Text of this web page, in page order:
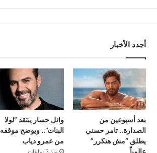
أجدد الأخبار
بعد أسبوعين من
الصدارة.. تامر حسني
يطلق “مش هتكرر”
عالمياً
وائل جسار ينتقد “لولا
البنات”.. ويوضح موقفه
من عمرو دياب
منذ 3 ساعات